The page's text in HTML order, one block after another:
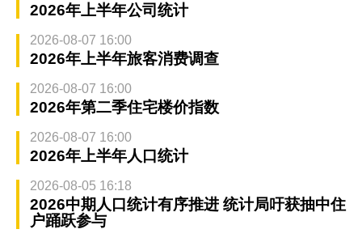
2026年上半年公司统计
2026-08-07 16:00
2026年上半年旅客消费调查
2026-08-07 16:00
2026年第二季住宅楼价指数
2026-08-07 16:00
2026年上半年人口统计
2026-08-05 16:18
2026中期人口统计有序推进 统计局吁获抽中住
户踊跃参与